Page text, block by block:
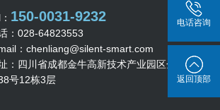
150-0031-9232
：028-64823553
：chenliang@silent-smart.com
：四川省成都金牛高新技术产业园区金科南
号12栋3层
电话咨询
返回顶部